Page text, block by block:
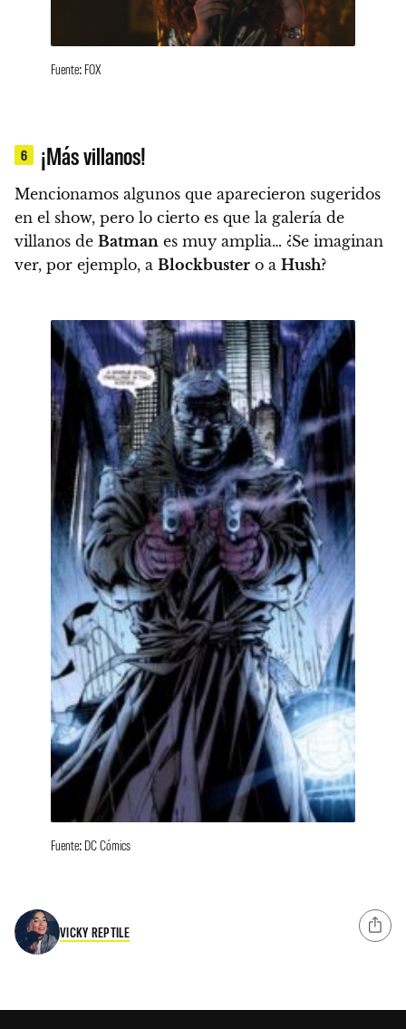
Fuente: FOX
6 ¡Más villanos!
Mencionamos algunos que aparecieron sugeridos
en el show, pero lo cierto es que la galería de
villanos de Batman es muy amplia… ¿Se imaginan
ver, por ejemplo, a Blockbuster o a Hush?
Fuente: DC Cómics
VICKY REPTILE